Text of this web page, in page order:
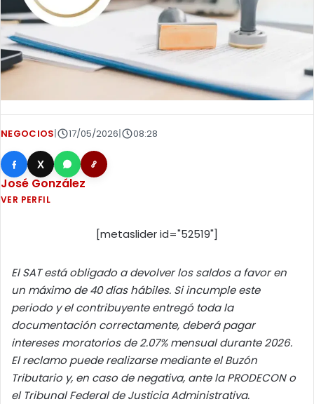
NEGOCIOS 17/05/2026 08:28
X
José González
VER PERFIL
[metaslider id="52519"]
El SAT está obligado a devolver los saldos a favor en
un máximo de 40 días hábiles. Si incumple este
periodo y el contribuyente entregó toda la
documentación correctamente, deberá pagar
intereses moratorios de 2.07% mensual durante 2026.
El reclamo puede realizarse mediante el Buzón
Tributario y, en caso de negativa, ante la PRODECON o
el Tribunal Federal de Justicia Administrativa.